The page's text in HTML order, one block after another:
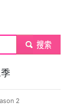
submit
2